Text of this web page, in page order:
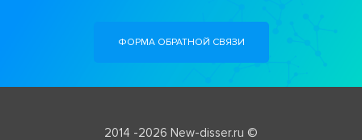
ФОРМА ОБРАТНОЙ СВЯЗИ
2014 -2026 New-disser.ru ©